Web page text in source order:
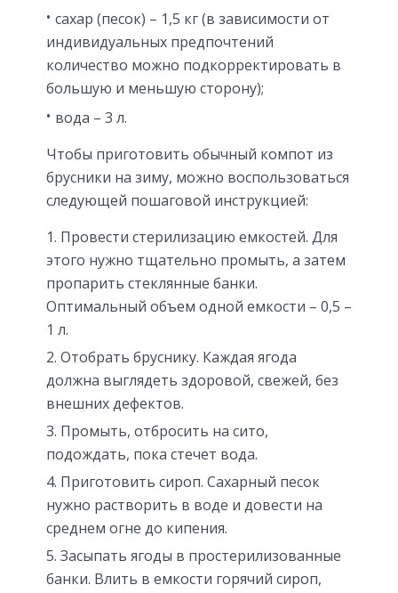
сахар (песок) – 1,5 кг (в зависимости от
индивидуальных предпочтений
количество можно подкорректировать в
большую и меньшую сторону);
вода – 3 л.
Чтобы приготовить обычный компот из
брусники на зиму, можно воспользоваться
следующей пошаговой инструкцией:
Провести стерилизацию емкостей. Для
этого нужно тщательно промыть, а затем
пропарить стеклянные банки.
Оптимальный объем одной емкости – 0,5 –
1 л.
Отобрать бруснику. Каждая ягода
должна выглядеть здоровой, свежей, без
внешних дефектов.
Промыть, отбросить на сито,
подождать, пока стечет вода.
Приготовить сироп. Сахарный песок
нужно растворить в воде и довести на
среднем огне до кипения.
Засыпать ягоды в простерилизованные
банки. Влить в емкости горячий сироп,